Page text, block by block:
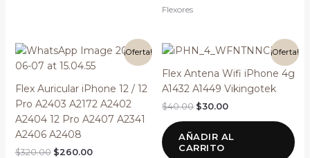
Flexores
¡Oferta!
Flex Auricular iPhone 12 / 12
Pro A2403 A2172 A2402
A2404 12 Pro A2407 A2341
A2406 A2408
$320.00
El
precio
original
$320.00.
$260.00
El
precio
actual
$260.00.
¡Oferta!
Flex Antena Wifi iPhone 4g
A1432 A1449 Vikingotek
$40.00
El
precio
original
era:
$40.00.
$30.00
El
actual
es:
$30.00.
AÑADIR AL
CARRITO